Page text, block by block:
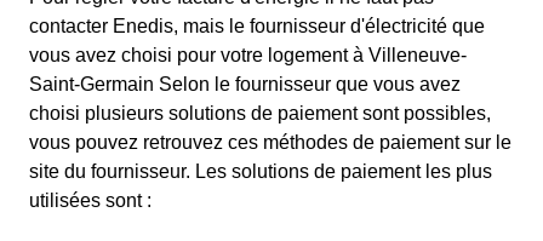
contacter Enedis, mais le fournisseur d'électricité que
vous avez choisi pour votre logement à Villeneuve-
Saint-Germain Selon le fournisseur que vous avez
choisi plusieurs solutions de paiement sont possibles,
vous pouvez retrouvez ces méthodes de paiement sur le
site du fournisseur. Les solutions de paiement les plus
utilisées sont :